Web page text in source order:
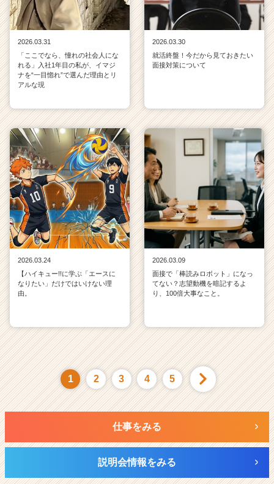
2026.03.31
「ここでなら、憧れの社会人にな
れる」入社1年目の私が、イマジ
ナを“一目惚れ”で選んだ理由とリ
アルな現
2026.03.30
就活終盤！今だから見ておきたい
面接対策について
2026.03.24
【ハイキュー!!に学ぶ「エースに
なりたい」だけではいけない理
由。
2026.03.09
面接で「棒読みロボット」になっ
てない？志望動機を暗記するよ
り、100倍大事なこと。
1 2 3 4 5
仕事をみる
説明会情報をみる